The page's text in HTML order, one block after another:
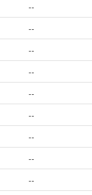
--
--
--
--
--
--
--
--
--